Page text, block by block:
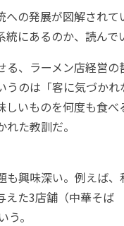
の発展が図解され
にあるのか、読んで
、ラーメン店経営
のは「客に気づかれ
いものを何度も食
た教訓だ。
興味深い。例えば
えた3店舗（中華そ
。